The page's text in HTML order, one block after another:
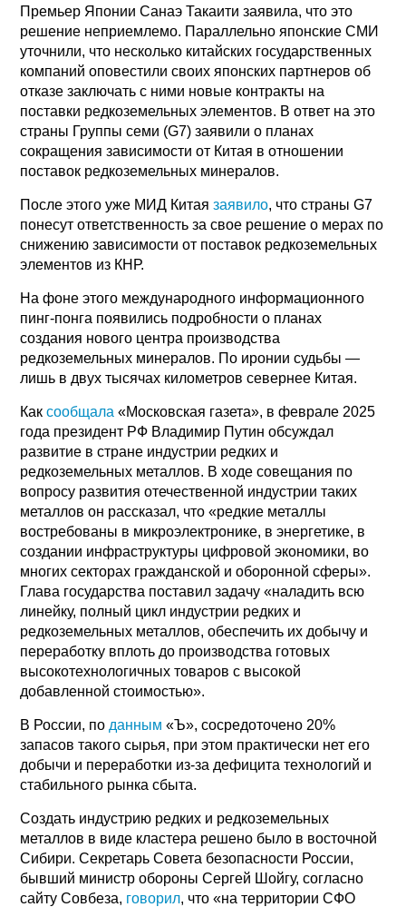
Премьер Японии Санаэ Такаити заявила, что это
решение неприемлемо. Параллельно японские СМИ
уточнили, что несколько китайских государственных
компаний оповестили своих японских партнеров об
отказе заключать с ними новые контракты на
поставки редкоземельных элементов. В ответ на это
страны Группы семи (G7) заявили о планах
сокращения зависимости от Китая в отношении
поставок редкоземельных минералов.
После этого уже МИД Китаязаявило, что страны G7
понесут ответственность за свое решение о мерах по
снижению зависимости от поставок редкоземельных
элементов из КНР.
На фоне этого международного информационного
пинг-понга появились подробности о планах
создания нового центра производства
редкоземельных минералов. По иронии судьбы —
лишь в двух тысячах километров севернее Китая.
Каксообщала «Московская газета», в феврале 2025
года президент РФ Владимир Путин обсуждал
развитие в стране индустрии редких и
редкоземельных металлов. В ходе совещания по
вопросу развития отечественной индустрии таких
металлов он рассказал, что «редкие металлы
востребованы в микроэлектронике, в энергетике, в
создании инфраструктуры цифровой экономики, во
многих секторах гражданской и оборонной сферы».
Глава государства поставил задачу «наладить всю
линейку, полный цикл индустрии редких и
редкоземельных металлов, обеспечить их добычу и
переработку вплоть до производства готовых
высокотехнологичных товаров с высокой
добавленной стоимостью».
В России, по данным «Ъ», сосредоточено 20%
запасов такого сырья, при этом практически нет его
добычи и переработки из-за дефицита технологий и
стабильного рынка сбыта.
Создать индустрию редких и редкоземельных
металлов в виде кластера решено было в восточной
Сибири. Секретарь Совета безопасности России,
бывший министр обороны Сергей Шойгу, согласно
сайту Совбеза, говорил, что «на территории СФО